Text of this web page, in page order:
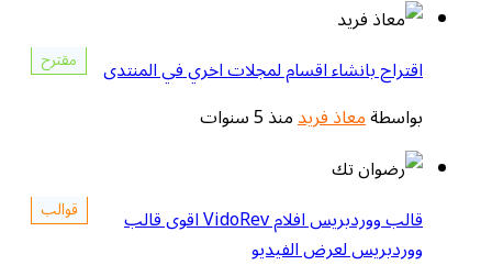
مقترح
اقتراح بانشاء اقسام لمجلات اخري في المنتدى
بواسطةمعاذ فريدمنذ 5 سنوات
قوالب قالب ووردبريس افلام VidoRev اقوى قالب
ووردبريس لعرض الفيديو